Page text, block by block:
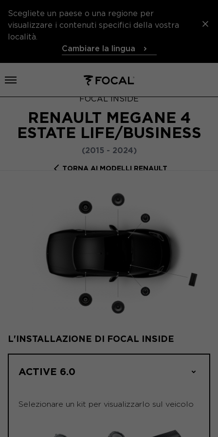
Scegliete un paese o una regione per
visualizzare i contenuti specifici della vostra
località.
Cambiare la lingua
Aprire il menu
FOCAL INSIDE
RENAULT MEGANE 4
ESTATE LIFE/BUSINESS
(2015 - 2024)
TORNA AI MODELLI RENAULT
L'INSTALLAZIONE DI FOCAL INSIDE
ACTIVE 6.0
Selezionare un kit per visualizzarlo sul veicolo